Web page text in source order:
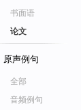
书面语
论文
原声例句
全部
音频例句